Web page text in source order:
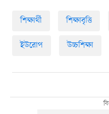
শিক্ষার্থী শিক্ষাবৃত্তি
ইউরোপ উচ্চশিক্ষা